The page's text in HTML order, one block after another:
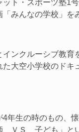
ト・スポーツ塾1
みんなの学校」を
インクルーシブ教育
た大空小学校のドキ
4年生の時のもの、
ＶＳ 子ども」と